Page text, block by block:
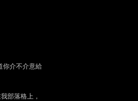
你介不介意給
部落格上，